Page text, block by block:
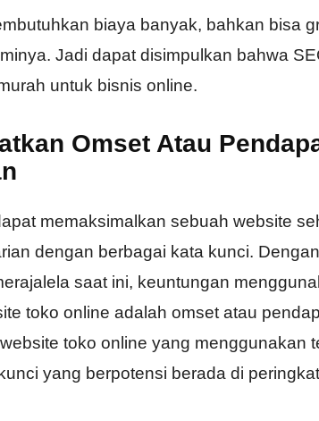
biaya banyak, bahkan bisa
Jadi dapat disimpulkan bahwa
untuk bisnis online.
Omset Atau
memaksimalkan sebuah website
dengan berbagai kata kunci.
saat ini, keuntungan
toko online adalah omset atau
toko online yang menggunakan
yang berpotensi berada di